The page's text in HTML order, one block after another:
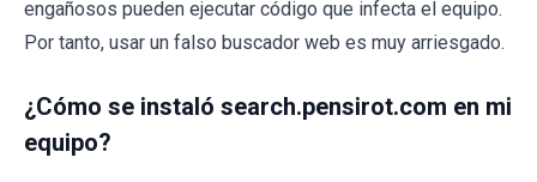
engañosos pueden ejecutar código que infecta el equipo.
Por tanto, usar un falso buscador web es muy arriesgado.
¿Cómo se instaló search.pensirot.com en mi
equipo?